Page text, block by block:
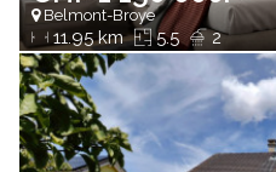
Belmont-Broye
11.95 km 5.5 2